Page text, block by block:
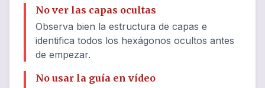
No ver las capas ocultas
Observa bien la estructura de capas e
identifica todos los hexágonos ocultos antes
de empezar.
No usar la guía en vídeo